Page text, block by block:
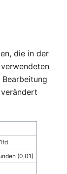
die in der
(0,01)